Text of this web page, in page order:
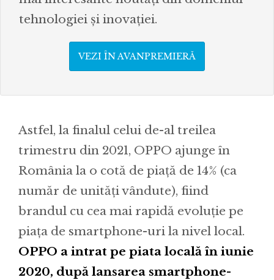
tehnologiei și inovației.
VEZI ÎN AVANPREMIERĂ
Astfel, la finalul celui de-al treilea
trimestru din 2021, OPPO ajunge în
România la o cotă de piață de 14% (ca
număr de unități vândute), fiind
brandul cu cea mai rapidă evoluție pe
piața de smartphone-uri la nivel local.
OPPO a intrat pe piata locală în iunie
2020, după lansarea smartphone-